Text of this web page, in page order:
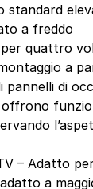
standard
a freddo
quattro
a
pannelli di
– Adatto
a